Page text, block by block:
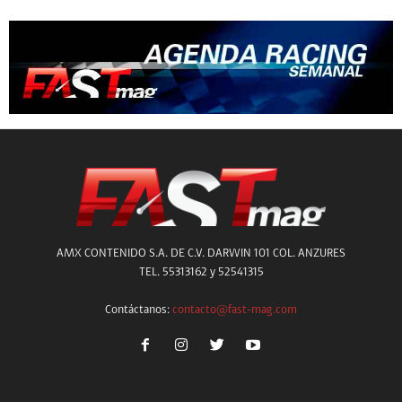
AMX CONTENIDO S.A. DE C.V. DARWIN 101 COL. ANZURES
TEL. 55313162 y 52541315
Contáctanos: contacto@fast-mag.com